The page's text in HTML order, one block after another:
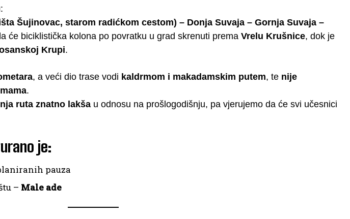
Šujinovac, starom radićkom cestom) – Donja Suvaja – Gornja Suvaja –
će biciklistička kolona po povratku u grad skrenuti prema Vrelu Krušnice, dok je
Krupi.
, a veći dio trase vodi kaldrmom i makadamskim putem, te nije
.
ruta znatno lakša u odnosu na prošlogodišnju, pa vjerujemo da će svi učesnici
je:
pauza
– Male ade